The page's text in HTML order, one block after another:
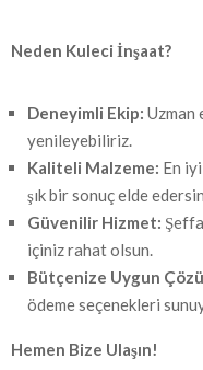
Neden Kuleci İnşaat?
Deneyimli Ekip: Uzman
yenileyebiliriz.
Kaliteli Malzeme: En
şık bir sonuç elde
Güvenilir Hizmet:
içiniz rahat olsun.
Bütçenize Uygun
ödeme seçenekleri
Hemen Bize Ulaşın!